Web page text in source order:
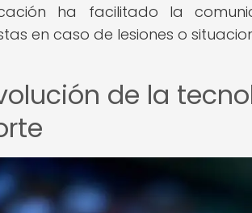
ha facilitado la
en caso de lesiones o
de la